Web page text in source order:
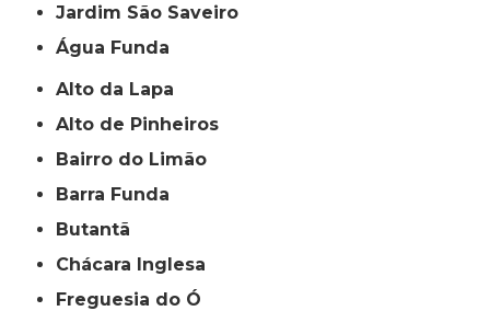
jardim São Saveiro
Água Funda
Alto da Lapa
Alto de Pinheiros
Bairro do Limão
Barra Funda
Butantã
Chácara Inglesa
Freguesia do Ó